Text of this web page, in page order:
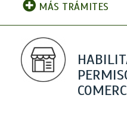
MÁS TRÁMITES